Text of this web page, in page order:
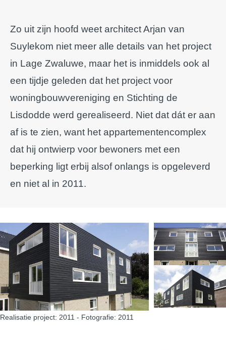
Zo uit zijn hoofd weet architect Arjan van
Suylekom niet meer alle details van het project
in Lage Zwaluwe, maar het is inmiddels ook al
een tijdje geleden dat het project voor
woningbouwvereniging en Stichting de
Lisdodde werd gerealiseerd. Niet dat dát er aan
af is te zien, want het appartementencomplex
dat hij ontwierp voor bewoners met een
beperking ligt erbij alsof onlangs is opgeleverd
en niet al in 2011.
Realisatie project: 2011 - Fotografie: 2011